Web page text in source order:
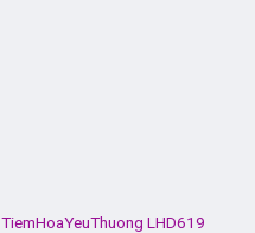
TiemHoaYeuThuong LHD619